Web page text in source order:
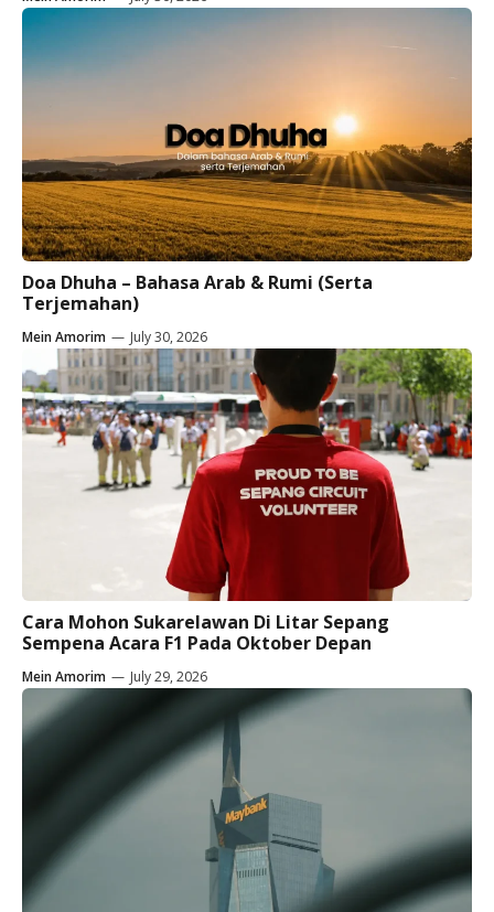
Doa Dhuha – Bahasa Arab & Rumi (Serta
Terjemahan)
Mein Amorim — July 30, 2026
Cara Mohon Sukarelawan Di Litar Sepang
Sempena Acara F1 Pada Oktober Depan
Mein Amorim — July 29, 2026